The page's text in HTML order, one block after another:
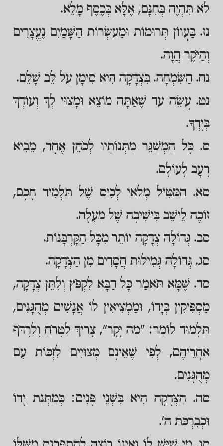
לֹא תִּהְיֶה בְּחִנָּם, אֶלָּא בְּכֶסֶף מָלֵא.
נז. בַּעֲווֹן תְּרוּמוֹת וּמַעַשְׂרוֹת הַשָּׁמַיִם נֶעֱצָרִים
וְהַיֹּקֶר הֲוָה.
נח. הַשִּׂמְחָה. בִּצְדָקָה הִיא סִימָן עַל לֵב שָׁלֵם.
נט. עֲשֵׂה עַד שֶׁאַתָּה מוֹצֵא וּמָצוּי לְךָ וְעוֹדְךָ
בְּיָדְךָ.
ס. כָּל הַמְשַׁגֵּר מַתְּנוֹתָיו לְכֹהֵן אֶחָד, מֵבִיא
רָעָב לָעוֹלָם.
סא. הַמַּטִּיל מְלַאי לְכִיס שֶׁל תַּלְמִיד חָכָם,
זוֹכֶה לֵישֵׁב בִּישִׁיבָה שֶׁל מַעְלָה.
סב. גְּדוֹלָה צְדָקָה יוֹתֵר מִכָּל הַקָּרְבָּנוֹת.
סג. גְּדוֹלָה גְּמִילוּת חֲסָדִים מִן הַצְּדָקָה.
סד. שֶׁמָּא תֹּאמַר כָּל הַבָּא לִקְפֹּץ וְלִתֵּן צְדָקָה,
מַסְפִּיקִין בְּיָדוֹ, וּמַמְצִיאִין לוֹ אֲנָשִׁים מְהֻגָּנִים,
תַּלְמוּד לוֹמַר: "מַה יָּקָר", צָרִיךְ לִטְרֹחַ וְלִרְדֹּף
אַחֲרֵיהֶם, לְפִי שֶׁאֵינָם מְצוּיִים לִזְכּוֹת עִם
מְהֻגָּנִים.
סה. הַצְּדָקָה הִיא בִּשְׁנֵי פָּנִים: כְּמַתְּנַת יָדוֹ
וּכְבִרְכַּת ה'.